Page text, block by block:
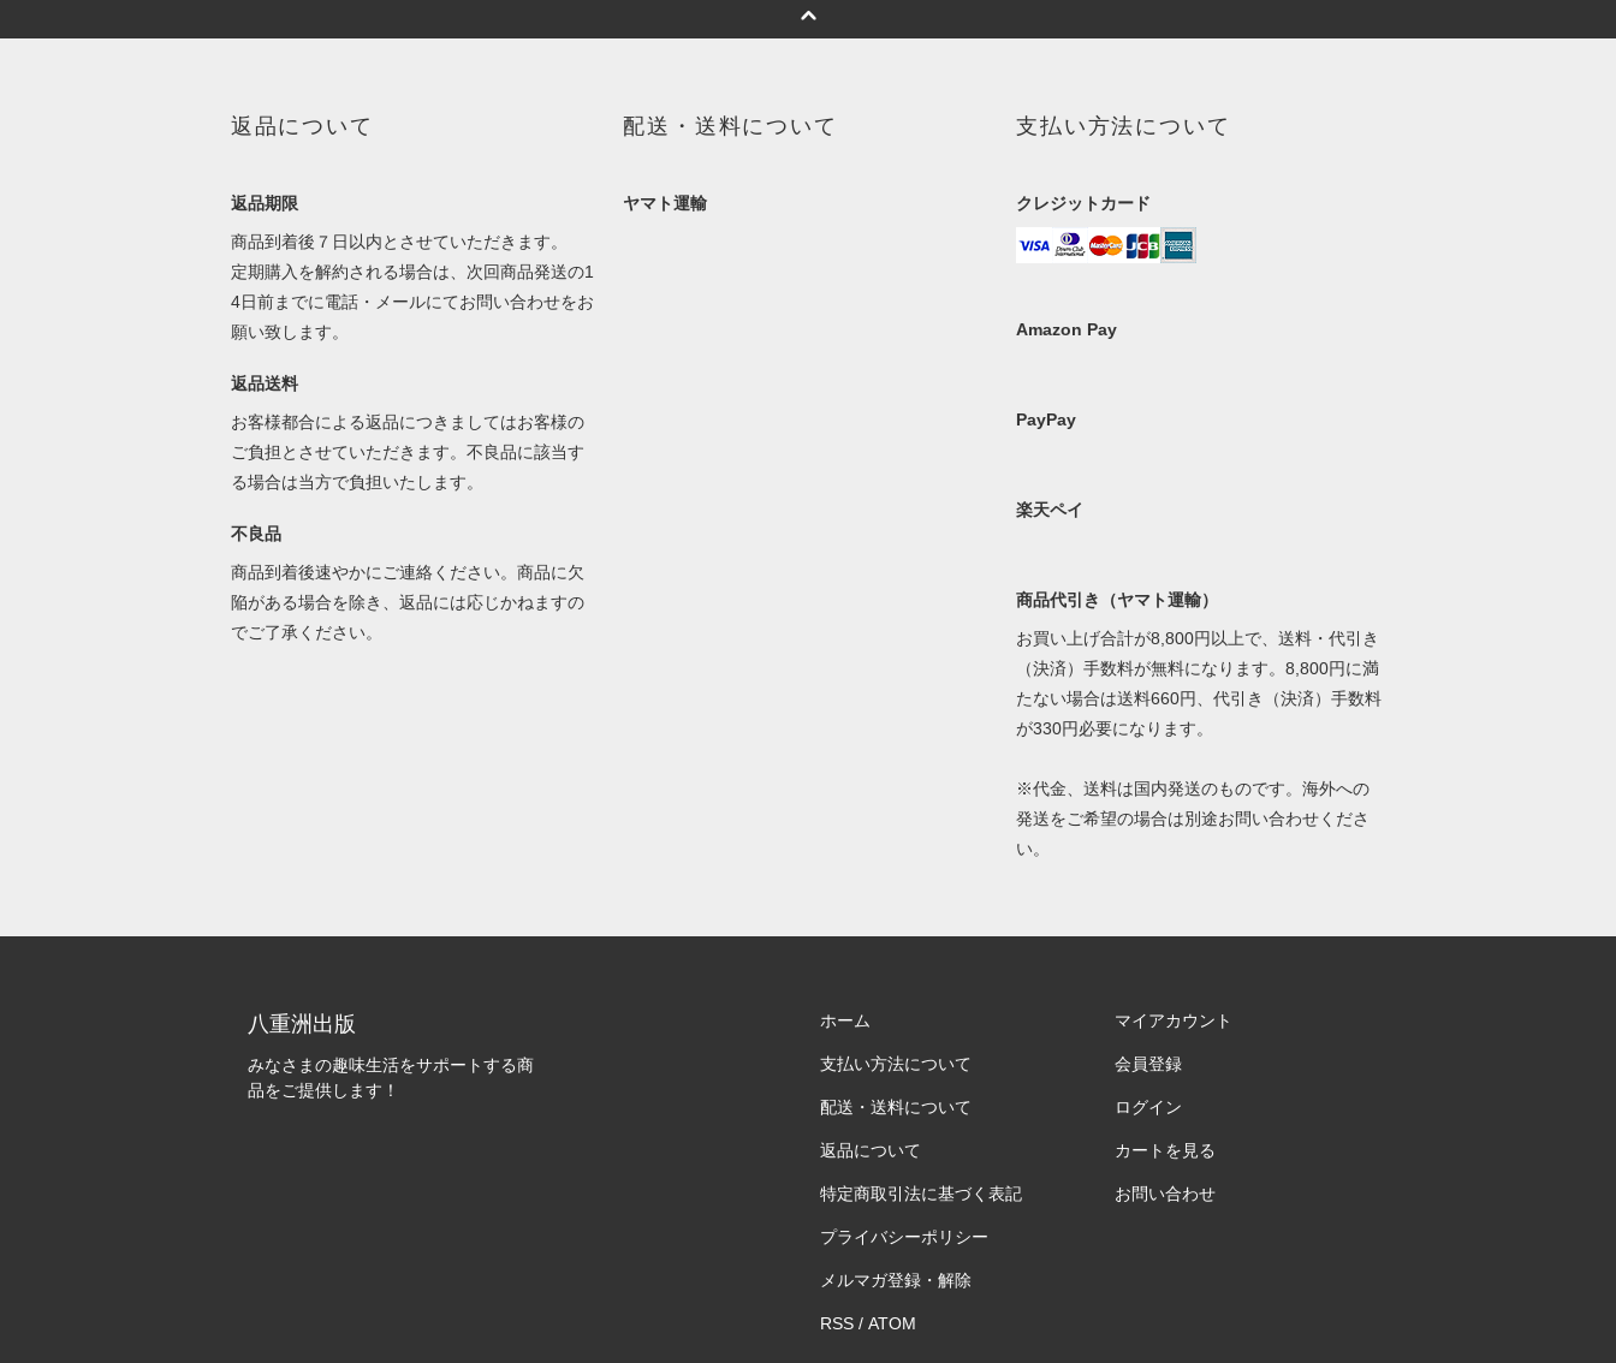
返品について
返品期限
商品到着後７日以内とさせていただきます。
定期購入を解約される場合は、次回商品発送の1
4日前までに電話・メールにてお問い合わせをお
願い致します。
返品送料
お客様都合による返品につきましてはお客様の
ご負担とさせていただきます。不良品に該当す
る場合は当方で負担いたします。
不良品
商品到着後速やかにご連絡ください。商品に欠
陥がある場合を除き、返品には応じかねますの
でご了承ください。
配送・送料について
ヤマト運輸
支払い方法について
クレジットカード
Amazon Pay
PayPay
楽天ペイ
商品代引き（ヤマト運輸）
お買い上げ合計が8,800円以上で、送料・代引き
（決済）手数料が無料になります。8,800円に満
たない場合は送料660円、代引き（決済）手数料
が330円必要になります。
※代金、送料は国内発送のものです。海外への
発送をご希望の場合は別途お問い合わせくださ
い。
八重洲出版
みなさまの趣味生活をサポートする商
品をご提供します！
ホーム
支払い方法について
配送・送料について
返品について
特定商取引法に基づく表記
プライバシーポリシー
メルマガ登録・解除
RSS/ ATOM
マイアカウント
会員登録
ログイン
カートを見る
お問い合わせ